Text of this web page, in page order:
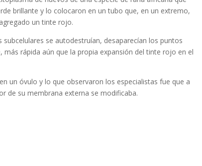
brillante y lo colocaron en un tubo que, en un extremo,
un tinte rojo.
se autodestruían, desaparecían los puntos
rápida aún que la propia expansión del tinte rojo en el
un óvulo y lo que observaron los especialistas fue que a
de su membrana externa se modificaba.